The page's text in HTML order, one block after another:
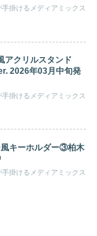
掛けるメディアミックス
アクリルスタンド
2026年03月中旬発
掛けるメディアミックス
風キーホルダー③柏木
掛けるメディアミックス